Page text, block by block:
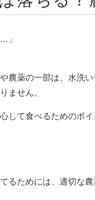
」
農薬の一部は、水洗い
ません。
して食べるためのポイ
るためには、適切な農